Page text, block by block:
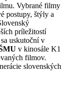
Vybrané filmy
postupy, štýly a
príležitostí
uskutoční v
v kinosále K1
filmov.
slovenských